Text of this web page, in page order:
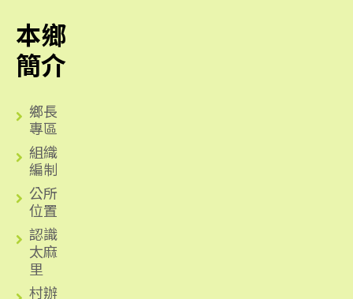
本鄉
簡介
鄉長
專區
組織
編制
公所
位置
認識
太麻
里
村辦